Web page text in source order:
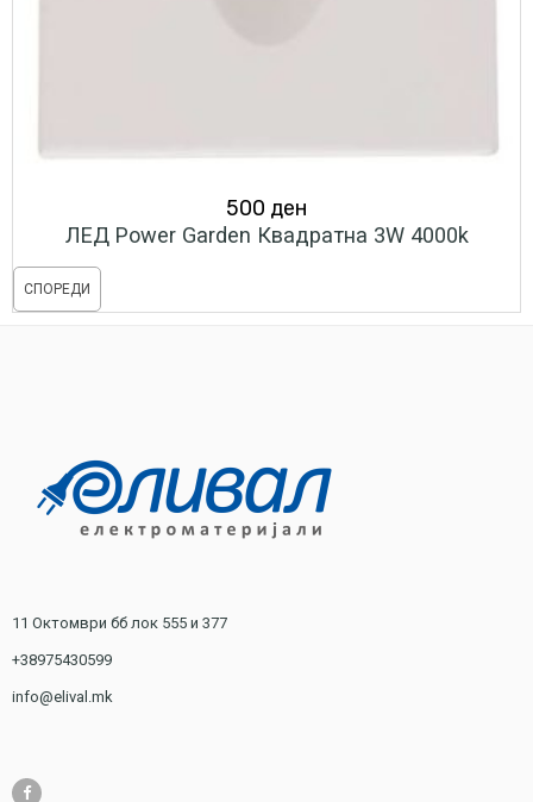
500 ден
ЛЕД Power Garden Квадратна 3W 4000k
СПОРЕДИ
11 Октомври бб лок 555 и 377
+38975430599
info@elival.mk